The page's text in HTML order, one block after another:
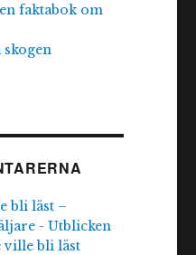
faktabok om
bli läst –
- Utblicken
ville bli läst